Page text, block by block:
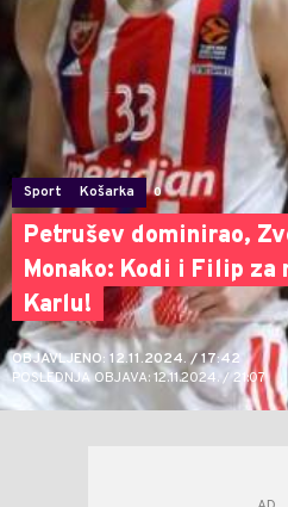
Sport Košarka 0
Petrušev dominirao,
Monako: Kodi i Filip za
Karlu!
OBJAVLJENO: 12.11.2024. / 17:42
POSLEDNJA OBJAVA: 12.11.2024. / 21:07